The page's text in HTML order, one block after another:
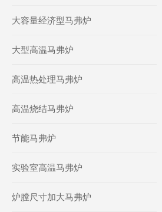
大容量经济型马弗炉
大型高温马弗炉
高温热处理马弗炉
高温烧结马弗炉
节能马弗炉
实验室高温马弗炉
炉膛尺寸加大马弗炉